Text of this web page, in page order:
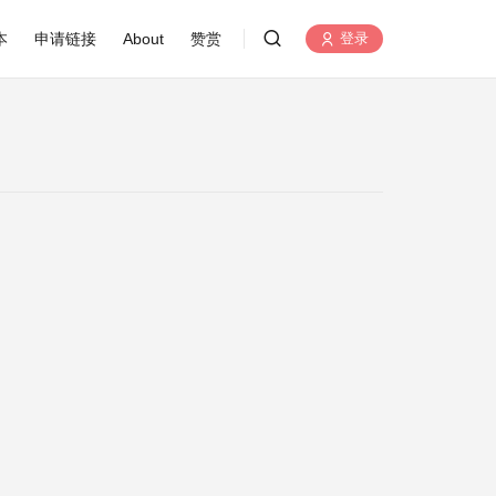
申请链接 About 赞赏 登录